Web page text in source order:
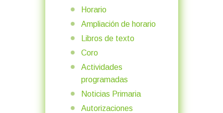
Horario
Ampliación de horario
Libros de texto
Coro
Actividades
programadas
Noticias Primaria
Autorizaciones